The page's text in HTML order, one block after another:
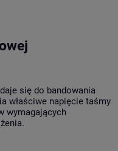
się do bandowania
właściwe napięcie taśmy
wymagających